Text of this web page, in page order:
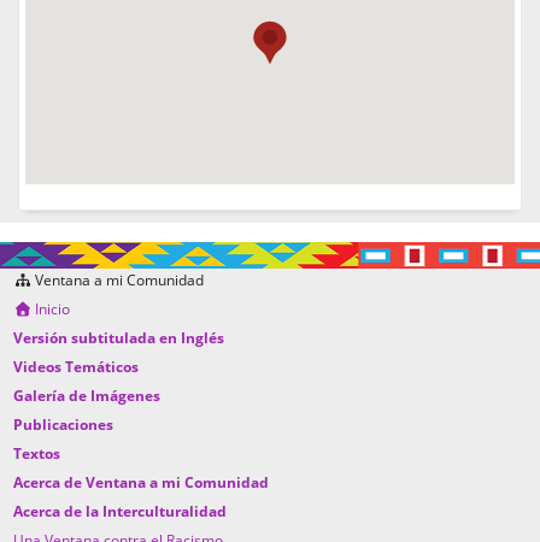
Ventana a mi Comunidad
Inicio
Versión subtitulada en Inglés
Videos Temáticos
Galería de Imágenes
Publicaciones
Textos
Acerca de Ventana a mi Comunidad
Acerca de la Interculturalidad